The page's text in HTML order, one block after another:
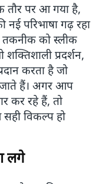
तौर पर आ गया है,
परिभाषा गढ़ रहा
तकनीक को स्लीक
प्रदर्शन,
करता है जो
हैं। अगर आप
कर रहे हैं, तो
विकल्प हो
लगे